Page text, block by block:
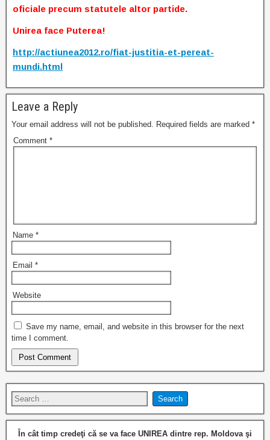
oficiale precum statutele altor partide.
Unirea face Puterea!
http://actiunea2012.ro/fiat-justitia-et-pereat-
mundi.html
Leave a Reply
Your email address will not be published. Required fields are marked *
Comment *
Name *
Email *
Website
Save my name, email, and website in this browser for the next
time I comment.
În cât timp credeţi că se va face UNIREA dintre rep. Moldova şi